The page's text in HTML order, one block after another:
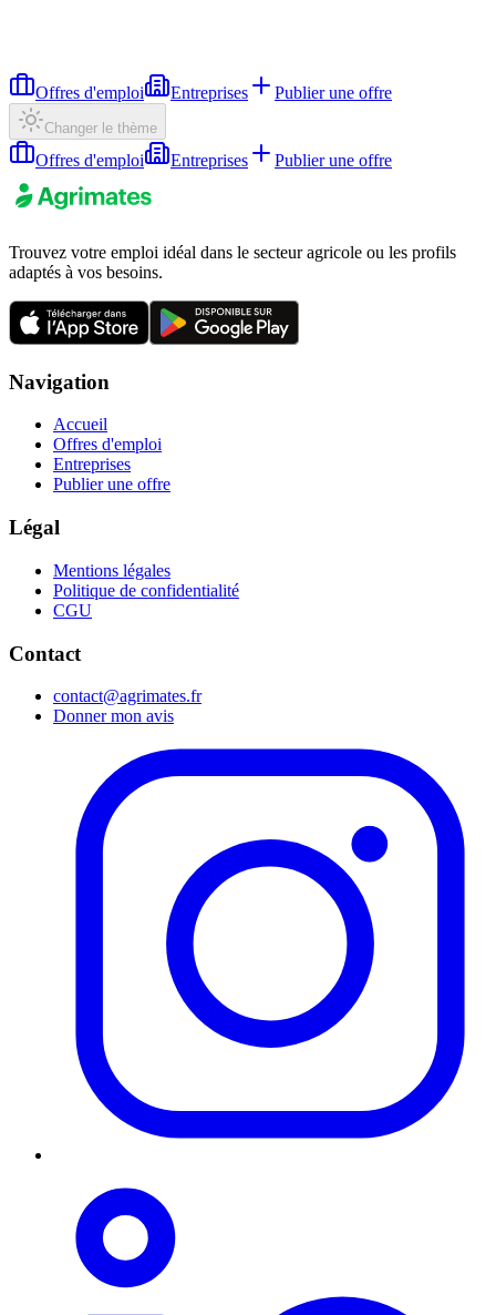
Offres d'emploi Entreprises Publier une offre
Changer le thème
Offres d'emploi Entreprises Publier une offre
Trouvez votre emploi idéal dans le secteur agricole ou les profils
adaptés à vos besoins.
Navigation
Accueil
Offres d'emploi
Entreprises
Publier une offre
Légal
Mentions légales
Politique de confidentialité
CGU
Contact
contact@agrimates.fr
Donner mon avis